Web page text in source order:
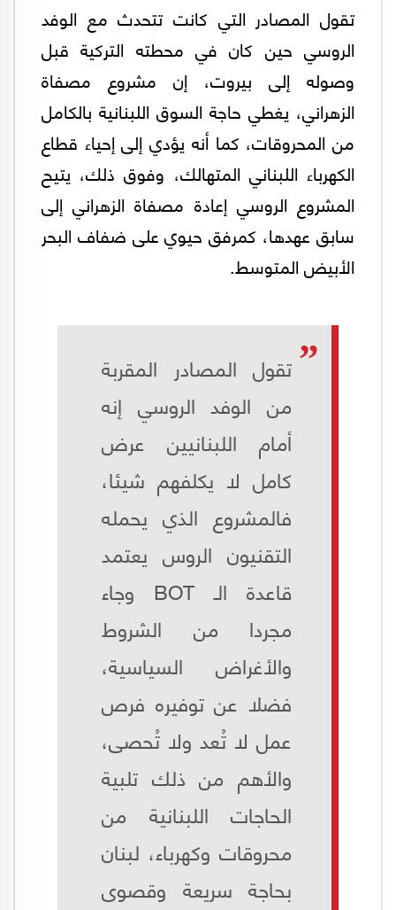
تقول المصادر التي كانت تتحدث مع الوفد
الروسي حين كان في محطته التركية قبل
وصوله إلى بيروت، إن مشروع مصفاة
الزهراني، يغطي حاجة السوق اللبنانية بالكامل
من المحروقات، كما أنه يؤدي إلى إحياء قطاع
الكهرباء اللبناني المتهالك، وفوق ذلك، يتيح
المشروع الروسي إعادة مصفاة الزهراني إلى
سابق عهدها، كمرفق حيوي على ضفاف البحر
الأبيض المتوسط.
تقول المصادر المقربة
من الوفد الروسي إنه
أمام اللبنانيين عرض
كامل لا يكلفهم شيئا،
فالمشروع الذي يحمله
التقنيون الروس يعتمد
قاعدة الـ BOT وجاء
مجردا من الشروط
والأغراض السياسية،
فضلا عن توفيره فرص
عمل لا تُعد ولا تُحصى،
والأهم من ذلك تلبية
الحاجات اللبنانية من
محروقات وكهرباء، لبنان
بحاجة سريعة وقصوى